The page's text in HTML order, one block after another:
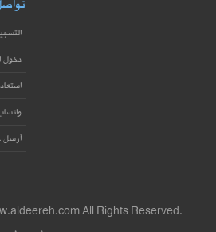
دخول
أرسل
All Rights Reserved.